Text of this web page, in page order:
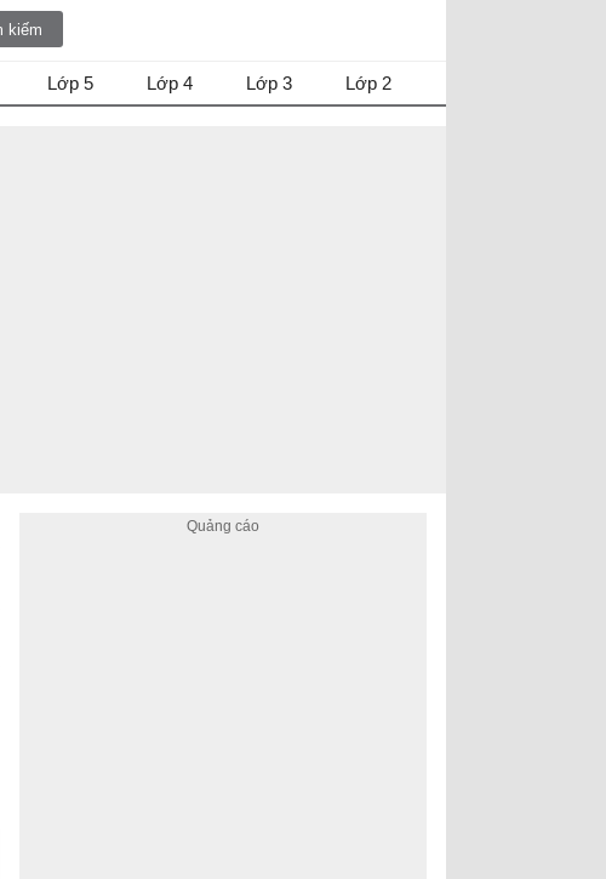
Lớp 5 Lớp 4 Lớp 3 Lớp 2